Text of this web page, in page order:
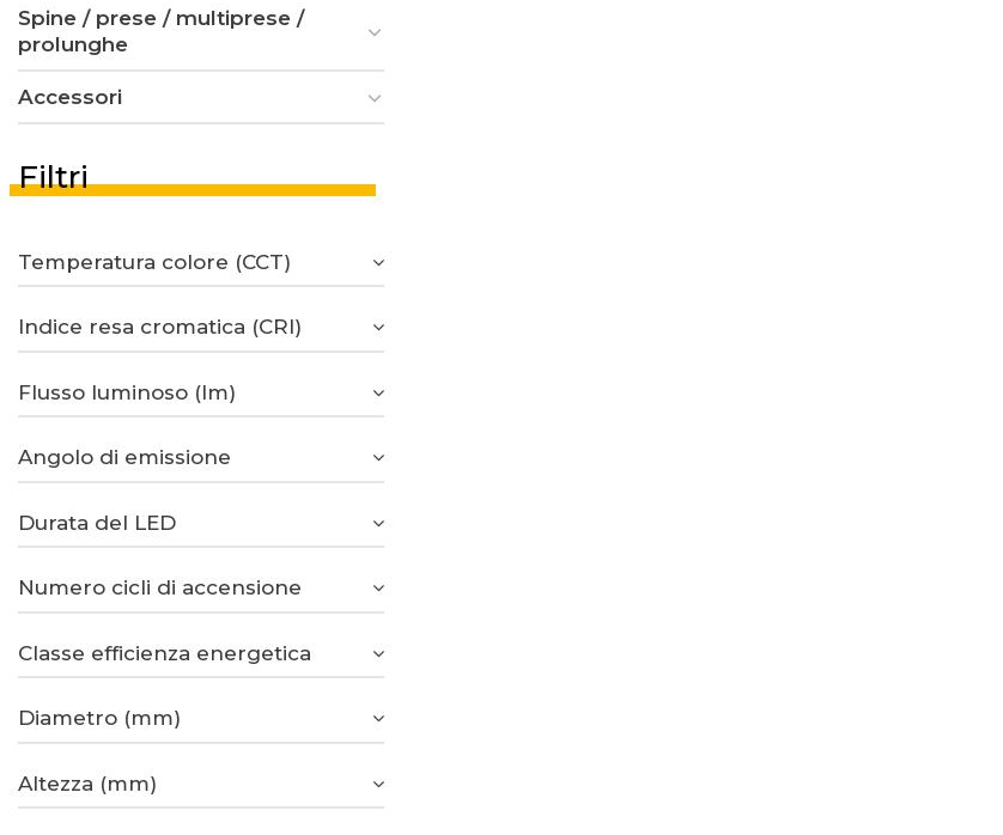
Spine / prese / multiprese /
prolunghe
Accessori
Filtri
Temperatura colore (CCT)
Indice resa cromatica (CRI)
Flusso luminoso (lm)
Angolo di emissione
Durata del LED
Numero cicli di accensione
Classe efficienza energetica
Diametro (mm)
Altezza (mm)